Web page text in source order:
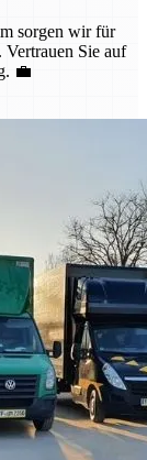
sorgen wir für
Sie auf
💼